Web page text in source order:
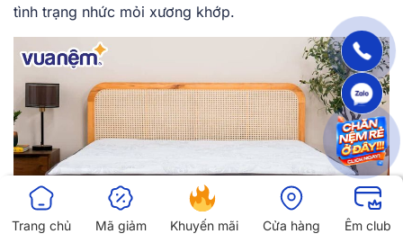
tình trạng nhức mỏi xương khớp.
Trang chủ Mã giảm Khuyến mãi Cửa hàng Êm club